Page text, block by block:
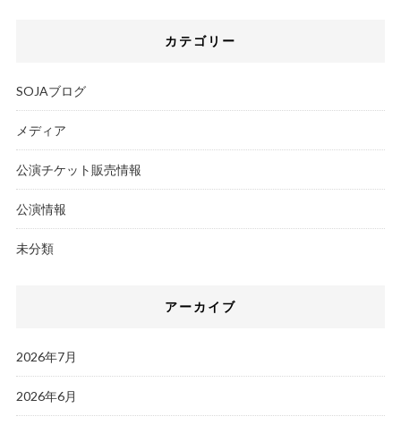
カテゴリー
SOJAブログ
メディア
公演チケット販売情報
公演情報
未分類
アーカイブ
2026年7月
2026年6月